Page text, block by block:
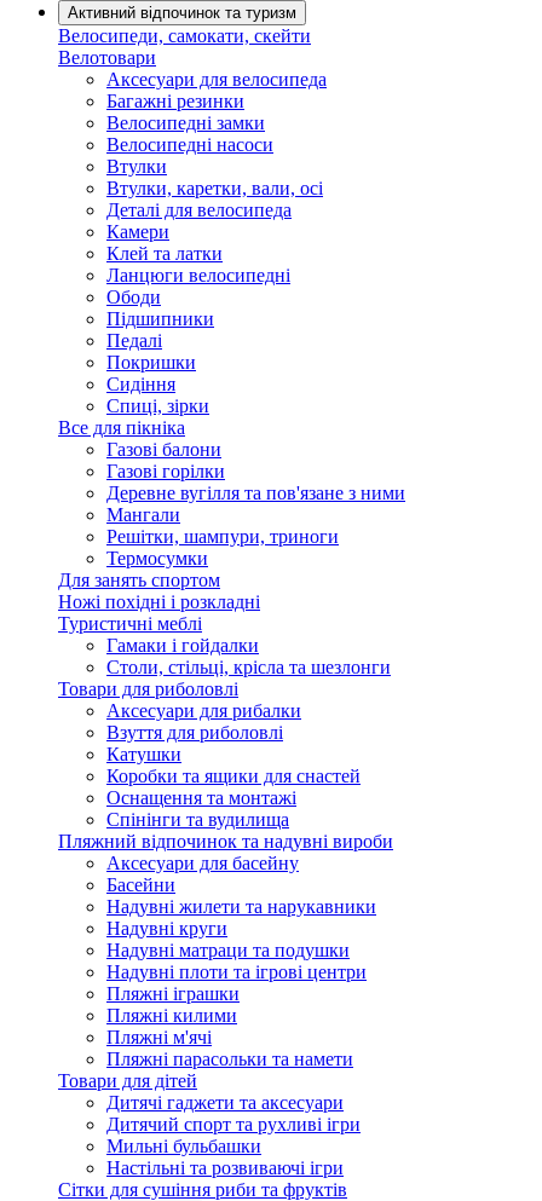
Активний відпочинок та туризм
Велосипеди, самокати, скейти
Велотовари
Аксесуари для велосипеда
Багажні резинки
Велосипедні замки
Велосипедні насоси
Втулки
Втулки, каретки, вали, осі
Деталі для велосипеда
Камери
Клей та латки
Ланцюги велосипедні
Ободи
Підшипники
Педалі
Покришки
Сидіння
Спиці, зірки
Все для пікніка
Газові балони
Газові горілки
Деревне вугілля та пов'язане з ними
Мангали
Решітки, шампури, триноги
Термосумки
Для занять спортом
Ножі похідні і розкладні
Туристичні меблі
Гамаки і гойдалки
Столи, стільці, крісла та шезлонги
Товари для риболовлі
Аксесуари для рибалки
Взуття для риболовлі
Катушки
Коробки та ящики для снастей
Оснащення та монтажі
Спінінги та вудилища
Пляжний відпочинок та надувні вироби
Аксесуари для басейну
Басейни
Надувні жилети та нарукавники
Надувні круги
Надувні матраци та подушки
Надувні плоти та ігрові центри
Пляжні іграшки
Пляжні килими
Пляжні м'ячі
Пляжні парасольки та намети
Товари для дітей
Дитячі гаджети та аксесуари
Дитячий спорт та рухливі ігри
Мильні бульбашки
Настільні та розвиваючі ігри
Сітки для сушіння риби та фруктів